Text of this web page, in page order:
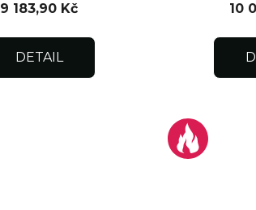
9 183,90 Kč
DETAIL
10